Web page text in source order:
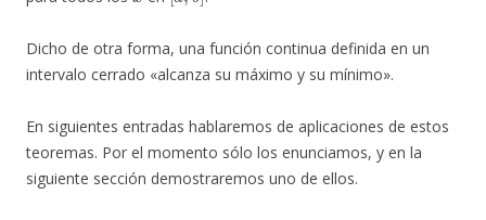
Dicho de otra forma, una función continua definida en un
intervalo cerrado «alcanza su máximo y su mínimo».
En siguientes entradas hablaremos de aplicaciones de estos
teoremas. Por el momento sólo los enunciamos, y en la
siguiente sección demostraremos uno de ellos.